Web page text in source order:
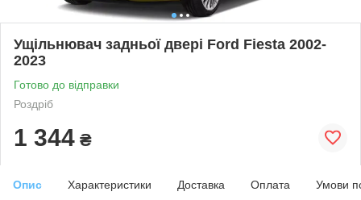
Ущільнювач задньої двері Ford Fiesta 2002-
2023
Готово до відправки
Роздріб
1 344 ₴
Опис Характеристики Доставка Оплата Умови